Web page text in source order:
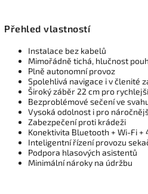
Přehled vlastností
Instalace bez kabelů
Mimořádně tichá, hlučnost
Plně autonomní provoz
Spolehlivá navigace i v členité
Široký záběr 22 cm pro
Bezproblémové sečení ve
Vysoká odolnost i pro
Zabezpečení proti krádeži
Konektivita Bluetooth + Wi-Fi +
Inteligentní řízení provozu
Podpora hlasových asistentů
Minimální nároky na údržbu